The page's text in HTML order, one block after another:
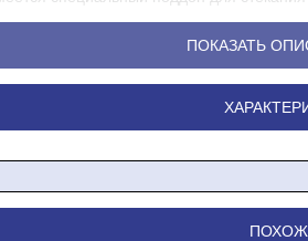
ПОКАЗАТЬ